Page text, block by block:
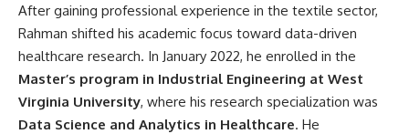
After gaining professional experience in the textile sector,
Rahman shifted his academic focus toward data-driven
healthcare research. In January 2022, he enrolled in the
Master’s program in Industrial Engineering at West
Virginia University, where his research specialization was
Data Science and Analytics in Healthcare. He